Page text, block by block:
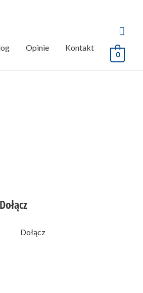
Opinie Kontakt
0
Dołącz
Dołącz